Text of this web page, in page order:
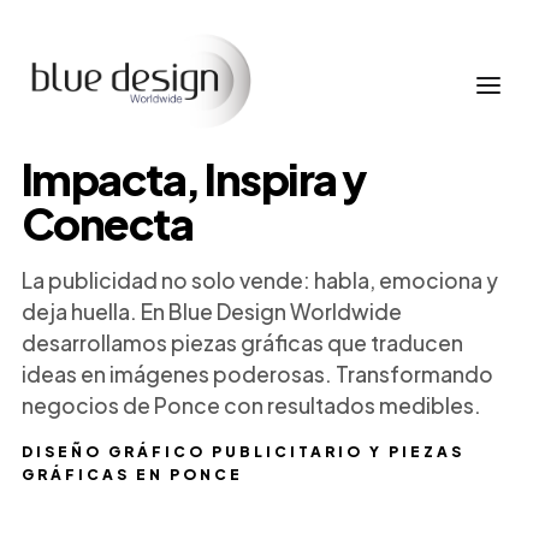
DISEÑO GRÁFICO PUBLICITARIO Y PIEZAS
GRÁFICAS EN PONCE
Impacta, Inspira y
Conecta
La publicidad no solo vende: habla, emociona y
deja huella. En Blue Design Worldwide
desarrollamos piezas gráficas que traducen
ideas en imágenes poderosas. Transformando
negocios de Ponce con resultados medibles.